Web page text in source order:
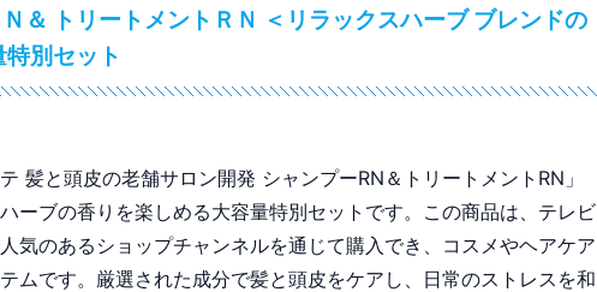
＆ トリートメントＲＮ ＜リラックスハーブ ブレンドの
別セット
髪と頭皮の老舗サロン開発 シャンプーRN＆トリートメントRN」
ーブの香りを楽しめる大容量特別セットです。この商品は、テレビ
気のあるショップチャンネルを通じて購入でき、コスメやヘアケア
ムです。厳選された成分で髪と頭皮をケアし、日常のストレスを和